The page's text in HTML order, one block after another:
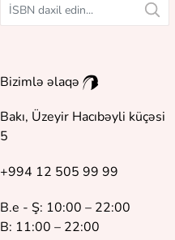
Bizimlə əlaqə
Bakı, Üzeyir Hacıbəyli küçəsi
5
+994 12 505 99 99
B.e - Ş: 10:00 – 22:00
B: 11:00 – 22:00